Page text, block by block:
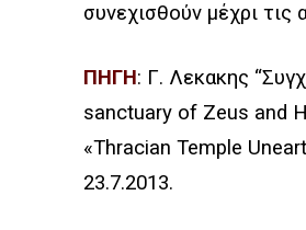
συνεχισθούν μέχρι τις
ΠΗΓΗ: Γ. Λεκακης
sanctuary of Zeus and
«Thracian Temple
23.7.2013.